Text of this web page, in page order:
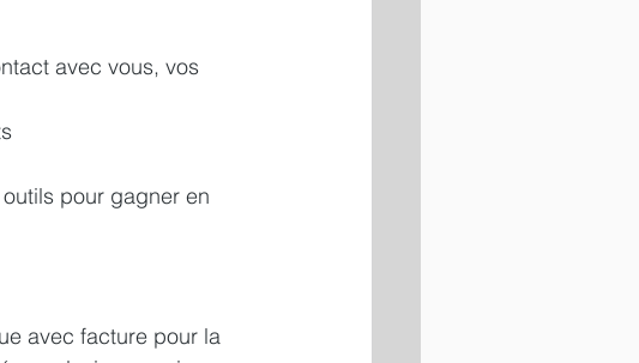
avec vous, vos
pour gagner en
avec facture pour la